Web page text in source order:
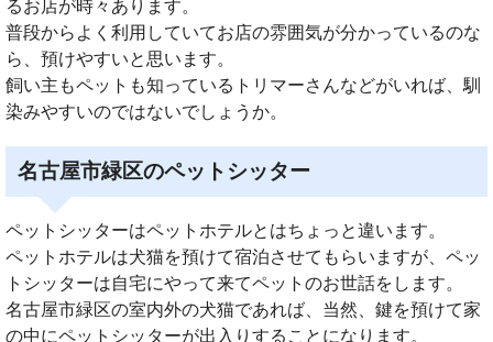
るお店が時々あります。
普段からよく利用していてお店の雰囲気が分かっているのな
ら、預けやすいと思います。
飼い主もペットも知っているトリマーさんなどがいれば、馴
染みやすいのではないでしょうか。
名古屋市緑区のペットシッター
ペットシッターはペットホテルとはちょっと違います。
ペットホテルは犬猫を預けて宿泊させてもらいますが、ペッ
トシッターは自宅にやって来てペットのお世話をします。
名古屋市緑区の室内外の犬猫であれば、当然、鍵を預けて家
の中にペットシッターが出入りすることになります。